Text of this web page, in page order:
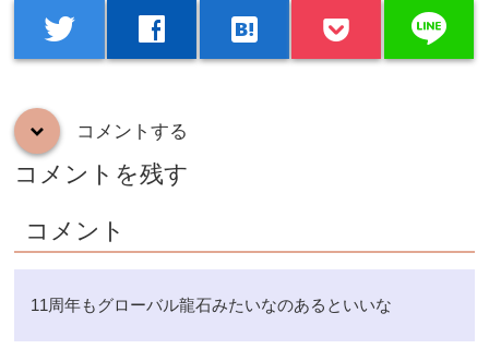
twitter facebook hatenabookmark line
down コメントする
コメントを残す
コメント
11周年もグローバル龍石みたいなのあるといいな